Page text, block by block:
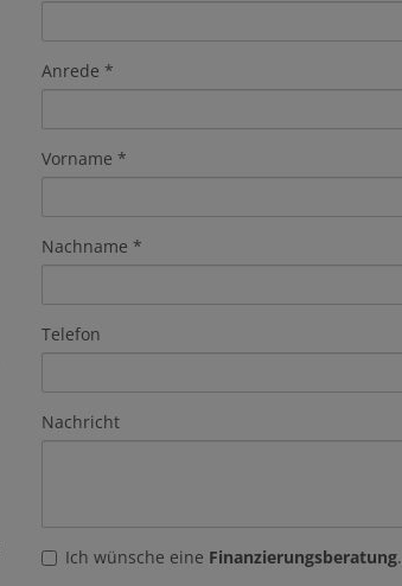
Anrede
Vorname
Nachname
Telefon
Nachricht
Ich wünsche eine Finanzierungsberatung.